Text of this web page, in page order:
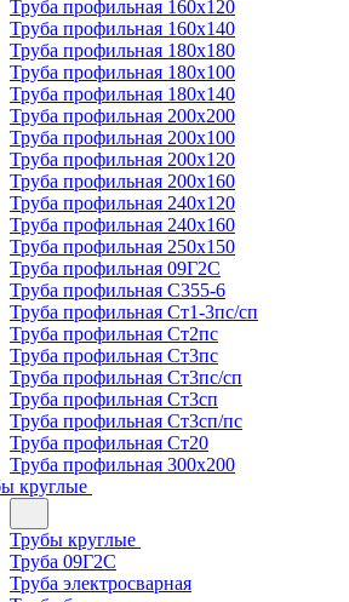
Труба профильная 160х120
Труба профильная 160х140
Труба профильная 180х180
Труба профильная 180х100
Труба профильная 180х140
Труба профильная 200х200
Труба профильная 200х100
Труба профильная 200х120
Труба профильная 200х160
Труба профильная 240х120
Труба профильная 240х160
Труба профильная 250х150
Труба профильная 09Г2С
Труба профильная С355-6
Труба профильная Ст1-3пс/сп
Труба профильная Ст2пс
Труба профильная Ст3пс
Труба профильная Ст3пс/сп
Труба профильная Ст3сп
Труба профильная Ст3сп/пс
Труба профильная Ст20
Труба профильная 300х200
круглые
Трубы круглые
Труба 09Г2С
Труба электросварная